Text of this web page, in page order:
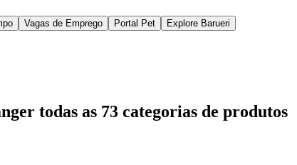
Vagas de Emprego Portal Pet
Explore Barueri
todas as 73 categorias de produtos